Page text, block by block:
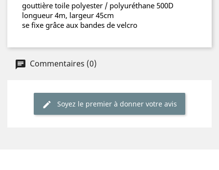
gouttière toile polyester / polyuréthane 500D
longueur 4m, largeur 45cm
se fixe grâce aux bandes de velcro
Commentaires (0)
Soyez le premier à donner votre avis